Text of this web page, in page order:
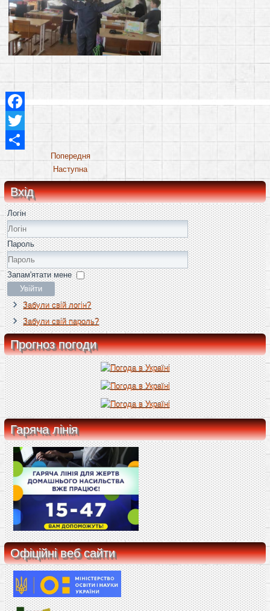
Facebook
Twitter
Попередня
Наступна
Вхід
Логін
Пароль
Запам'ятати мене
Увійти
Забули свій логін?
Забули свій пароль?
Прогноз погоди
Гаряча лінія
Офіційні веб сайти